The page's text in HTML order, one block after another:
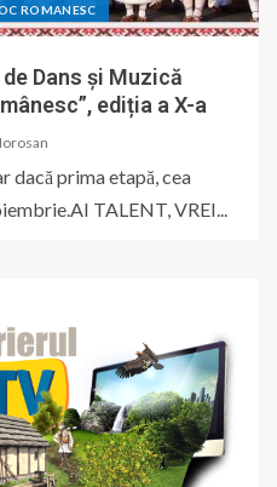
ROMANESC
Dans și Muzică
ediția a X-a
dacă prima etapă, cea
TALENT, VREI...